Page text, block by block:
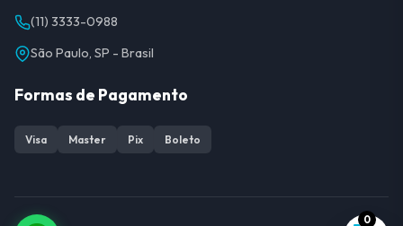
(11) 3333-0988
São Paulo, SP - Brasil
Formas de Pagamento
Visa Master Pix Boleto
0